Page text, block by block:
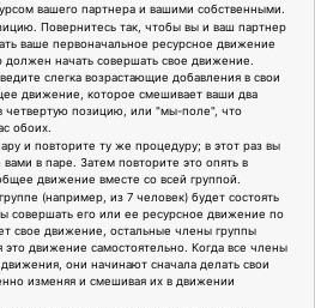
вашего партнера и вашими собственными.
Повернитесь так, чтобы вы и ваш партнер
ваше первоначальное ресурсное движение
начать совершать свое движение.
слегка возрастающие добавления в свои
движение, которое смешивает ваши два
четвертую позицию, или "мы-поле", что
обоих.
и повторите ту же процедуру; в этот раз вы
в паре. Затем повторите это опять в
движение вместе со всей группой.
(например, из 7 человек) будет состоять
совершать его или ее ресурсное движение по
свое движение, остальные члены группы
движение самостоятельно. Когда все члены
они начинают сначала делать свои
изменяя и смешивая их в движении